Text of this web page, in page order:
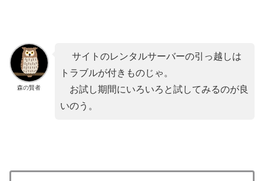
森の賢者
サイトのレンタルサーバーの引っ越しは
トラブルが付きものじゃ。
お試し期間にいろいろと試してみるのが良
いのう。